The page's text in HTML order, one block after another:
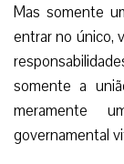
Mas somente
entrar no único,
somente a
meramente
governamental